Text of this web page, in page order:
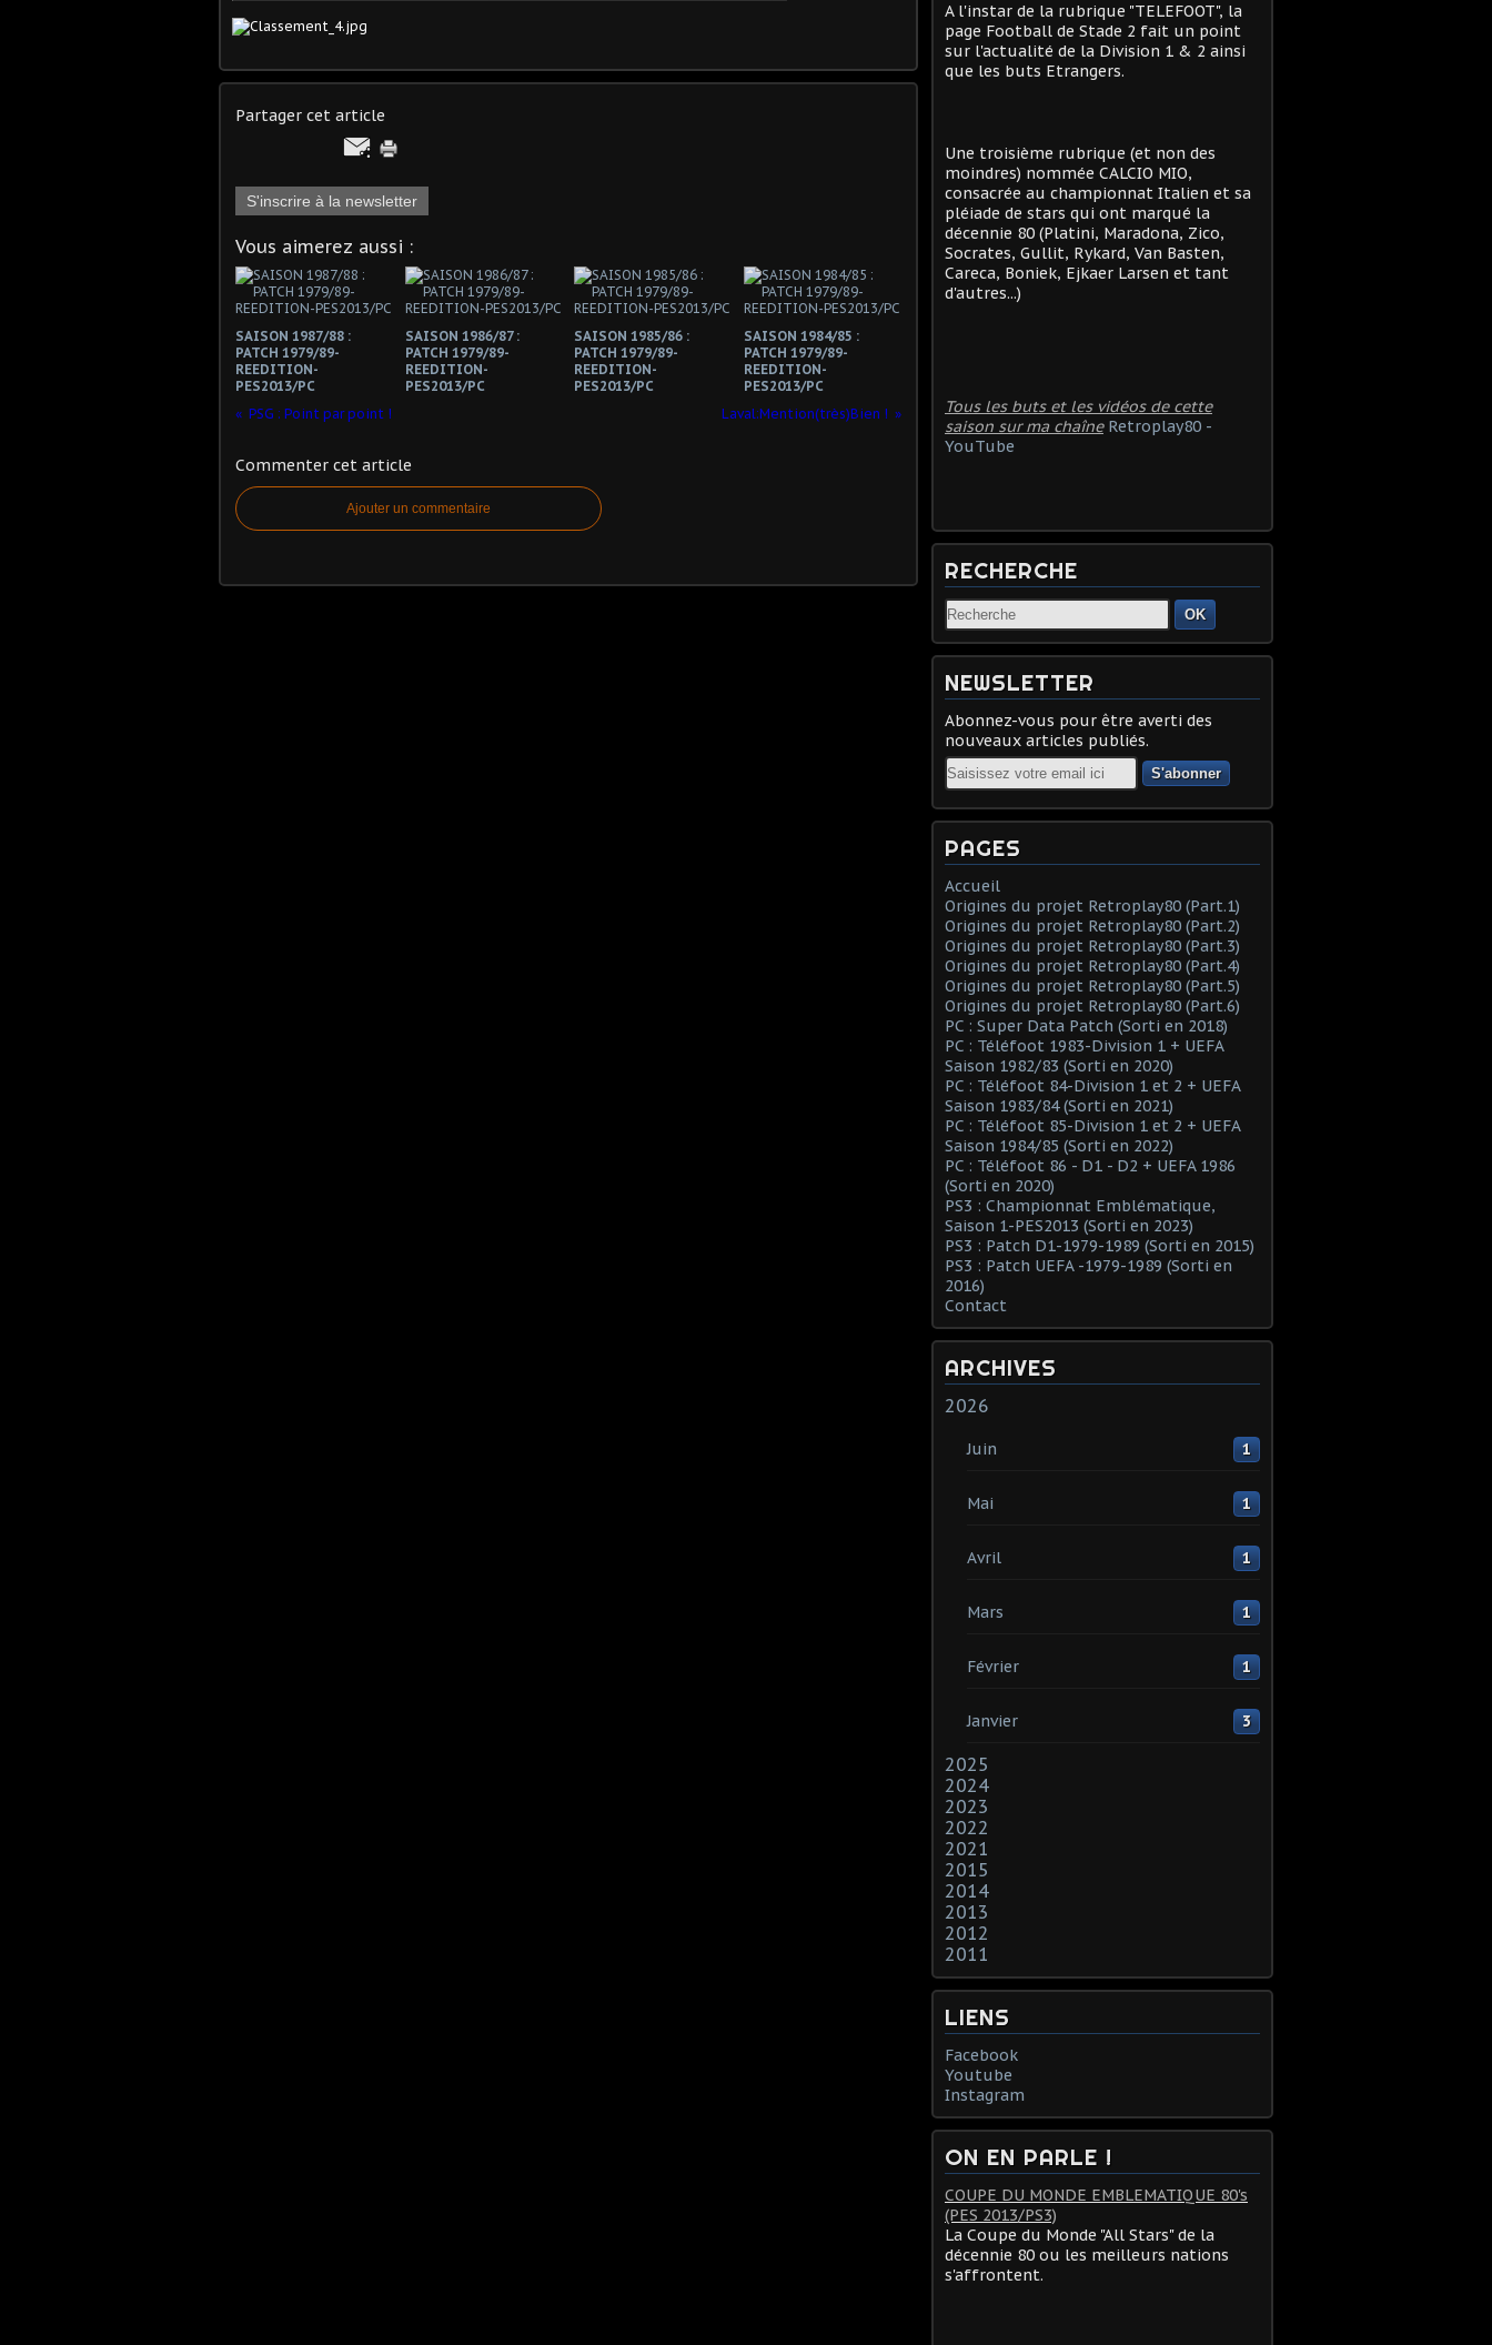
Partager cet article
S'inscrire à la newsletter
Vous aimerez aussi :
SAISON 1987/88 :
PATCH 1979/89-
REEDITION-
PES2013/PC
SAISON 1986/87 :
PATCH 1979/89-
REEDITION-
PES2013/PC
SAISON 1985/86 :
PATCH 1979/89-
REEDITION-
PES2013/PC
SAISON 1984/85 :
PATCH 1979/89-
REEDITION-
PES2013/PC
PSG : Point par point !
Laval:Mention(très)Bien !
Commenter cet article
Ajouter un commentaire
A l'instar de la rubrique "TELEFOOT", la
page Football de Stade 2 fait un point
sur l'actualité de la Division 1 & 2 ainsi
que les buts Etrangers.
Une troisième rubrique (et non des
moindres) nommée CALCIO MIO,
consacrée au championnat Italien et sa
pléiade de stars qui ont marqué la
décennie 80 (Platini, Maradona, Zico,
Socrates, Gullit, Rykard, Van Basten,
Careca, Boniek, Ejkaer Larsen et tant
d'autres...)
Tous les buts et les vidéos de cette
saison sur ma chaîne Retroplay80 -
YouTube
RECHERCHE
OK
NEWSLETTER
Abonnez-vous pour être averti des
nouveaux articles publiés.
Email
PAGES
Accueil
Origines du projet Retroplay80 (Part.1)
Origines du projet Retroplay80 (Part.2)
Origines du projet Retroplay80 (Part.3)
Origines du projet Retroplay80 (Part.4)
Origines du projet Retroplay80 (Part.5)
Origines du projet Retroplay80 (Part.6)
PC : Super Data Patch (Sorti en 2018)
PC : Téléfoot 1983-Division 1 + UEFA
Saison 1982/83 (Sorti en 2020)
PC : Téléfoot 84-Division 1 et 2 + UEFA
Saison 1983/84 (Sorti en 2021)
PC : Téléfoot 85-Division 1 et 2 + UEFA
Saison 1984/85 (Sorti en 2022)
PC : Téléfoot 86 - D1 - D2 + UEFA 1986
(Sorti en 2020)
PS3 : Championnat Emblématique,
Saison 1-PES2013 (Sorti en 2023)
PS3 : Patch D1-1979-1989 (Sorti en 2015)
PS3 : Patch UEFA -1979-1989 (Sorti en
2016)
Contact
ARCHIVES
2026
Juin 1
Mai 1
Avril 1
Mars 1
Février 1
Janvier 3
2025
2024
2023
2022
2021
2015
2014
2013
2012
2011
LIENS
Facebook
Youtube
Instagram
ON EN PARLE !
COUPE DU MONDE EMBLEMATIQUE 80's
(PES 2013/PS3)
La Coupe du Monde "All Stars" de la
décennie 80 ou les meilleurs nations
s'affrontent.